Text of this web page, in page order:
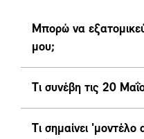
Μπορώ να
μου;
Τι συνέβη τις 20
Τι σημαίνει 'μοντέλο